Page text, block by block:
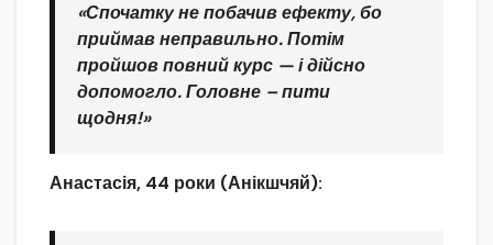
«Спочатку не побачив ефекту, бо
приймав неправильно. Потім
пройшов повний курс — і дійсно
допомогло. Головне – пити
щодня!»
Анастасія, 44 роки (Анікшчяй):